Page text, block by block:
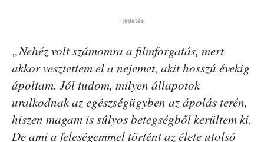
Hirdetés
„Nehéz volt számomra a filmforgatás, mert
akkor vesztettem el a nejemet, akit hosszú évekig
ápoltam. Jól tudom, milyen állapotok
uralkodnak az egészségügyben az ápolás terén,
hiszen magam is súlyos betegségből kerültem ki.
De ami a feleségemmel történt az élete utolsó